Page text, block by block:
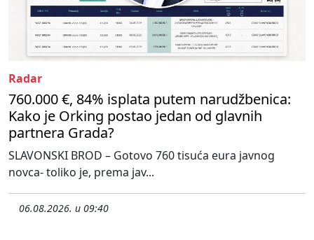
Radar
760.000 €, 84% isplata putem narudžbenica:
Kako je Orking postao jedan od glavnih
partnera Grada?
SLAVONSKI BROD – Gotovo 760 tisuća eura javnog
novca- toliko je, prema jav...
06.08.2026. u 09:40